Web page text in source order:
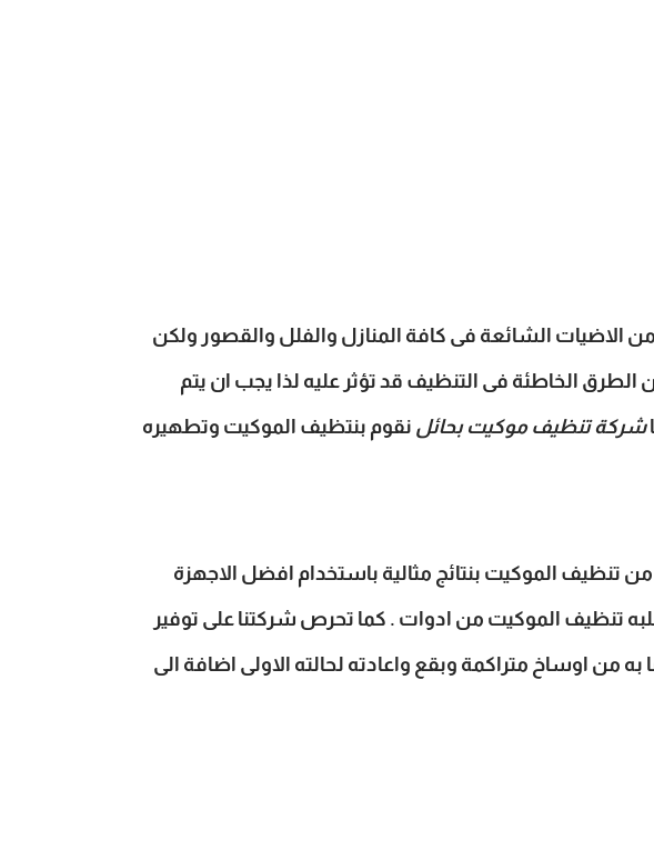
الشائعة فى كافة المنازل والفلل والقصور ولكن
الخاطئة فى التنظيف قد تؤثر عليه لذا يجب ان يتم
شركة تنظيف موكيت بحائل نقوم بنتظيف الموكيت وتطهيره
تنظيف الموكيت بنتائج مثالية باستخدام افضل الاجهزة
تنظيف الموكيت من ادوات . كما تحرص شركتنا على توفير
من اوساخ متراكمة وبقع واعادته لحالته الاولى اضافة الى